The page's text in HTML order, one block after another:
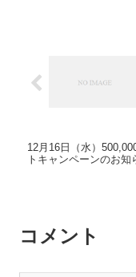
12月16日（水）
トキャンペーンのお知
コメント